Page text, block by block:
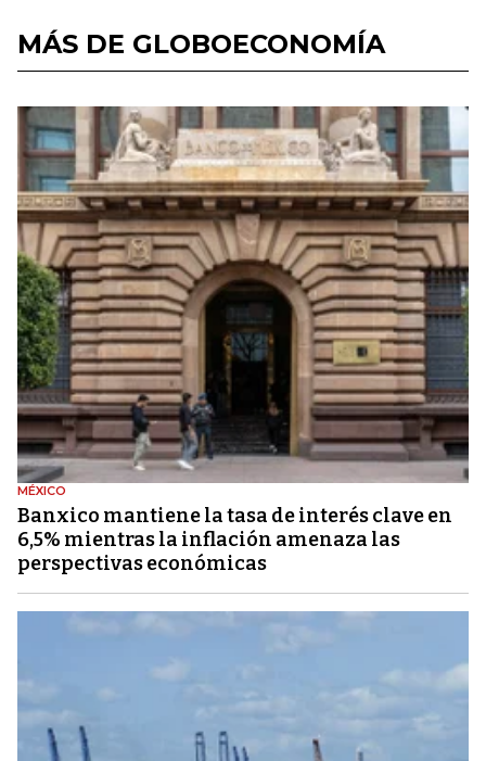
MÁS DE GLOBOECONOMÍA
MÉXICO
Banxico mantiene la tasa de interés clave en
6,5% mientras la inflación amenaza las
perspectivas económicas